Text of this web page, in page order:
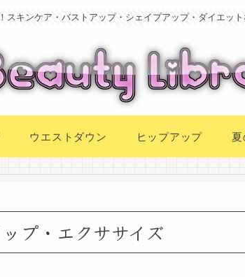
スキンケア・バストアップ・シェイプアップ・ダイエッ
ウエストダウン ヒップアップ
プ・エクササイズ